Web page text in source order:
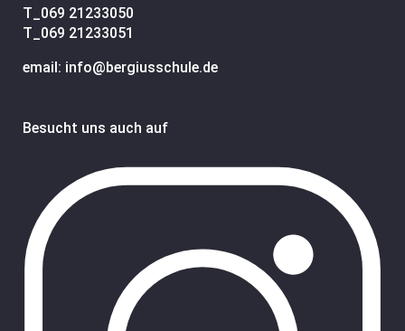
T_ 069 21233050
T_ 069 21233051
email: info@bergiusschule.de
Besucht uns auch auf